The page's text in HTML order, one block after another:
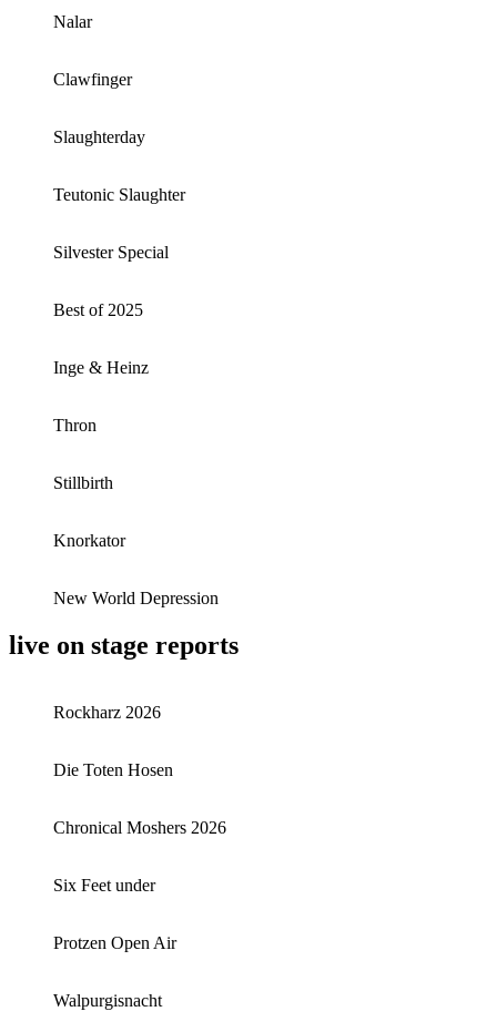
Nalar
Clawfinger
Slaughterday
Teutonic Slaughter
Silvester Special
Best of 2025
Inge & Heinz
Thron
Stillbirth
Knorkator
New World Depression
live on stage reports
Rockharz 2026
Die Toten Hosen
Chronical Moshers 2026
Six Feet under
Protzen Open Air
Walpurgisnacht